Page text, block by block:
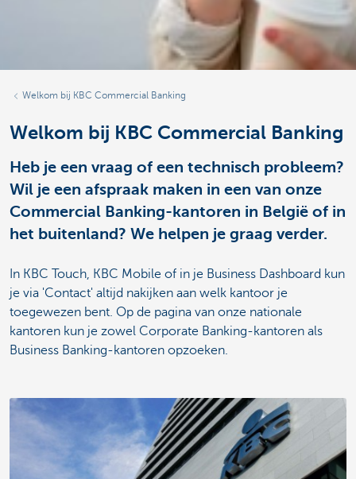
Welkom bij KBC Commercial Banking
Welkom bij KBC Commercial Banking
Heb je een vraag of een technisch probleem?
Wil je een afspraak maken in een van onze
Commercial Banking-kantoren in België of in
het buitenland? We helpen je graag verder.
In KBC Touch, KBC Mobile of in je Business Dashboard kun
je via 'Contact' altijd nakijken aan welk kantoor je
toegewezen bent. Op de pagina van onze nationale
kantoren kun je zowel Corporate Banking-kantoren als
Business Banking-kantoren opzoeken.